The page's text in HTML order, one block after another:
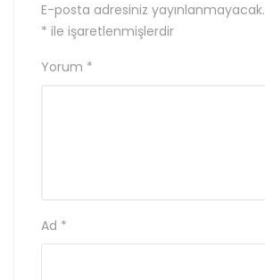
E-posta adresiniz yayınlanmayacak.
* ile işaretlenmişlerdir
Yorum *
Ad *